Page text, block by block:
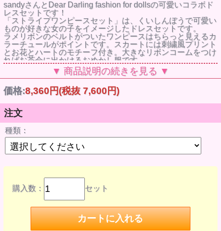
sandyさんとDear Darling fashion for dollsの可愛いコラボド
レスセットです！
「ストライプワンピースセット」は、くいしんぼうで可愛い
ものが好きな女の子をイメージしたドレスセットです。
ラメリボンのベルトがついたワンピースはちらっと見えるカ
ラーチュールがポイントです。スカートには刺繍風プリント
とお花とハートのモチーフ付き。大きなリボンコームをつけ
ればお茶会に出かけるおめかし服です。
コラボドレスセットの販売です。セット内容以外のドール、
小物は付属しません。ご注意ください。
【お取扱いの注意事項】
●デザイン性を重視して作られており、ドール本体に色移行
遊んだあとは必ず脱がせて保管するなど、長時間ドールに着
せたままにするのはお避けください。
ドールに色移行した際の責任は負いかねます。なお、右記の
理由による返品・交換はできませんのでご了承ください。
●洗濯はできません。
サイズ
22センチドール用
・イエロー
・ネイビー
※ご希望の種類をお選び下さい。
セット内容
ワンピース、ソックス、リボン
コラボドレスセットの販売です。セット内容以外のドール、
▼ 商品説明の続きを見る ▼
価格:8,360円(税抜 7,600円)
注文
種類：
購入数： セット